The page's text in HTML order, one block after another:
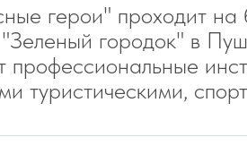
герои" проходит на
"Зеленый городок" в
профессиональные
туристическими,